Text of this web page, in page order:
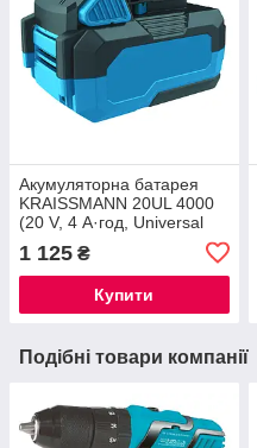
Акумуляторна батарея
KRAISSMANN 20UL 4000
(20 V, 4 А·год, Universal
1 125 ₴
Купити
Подібні товари компанії